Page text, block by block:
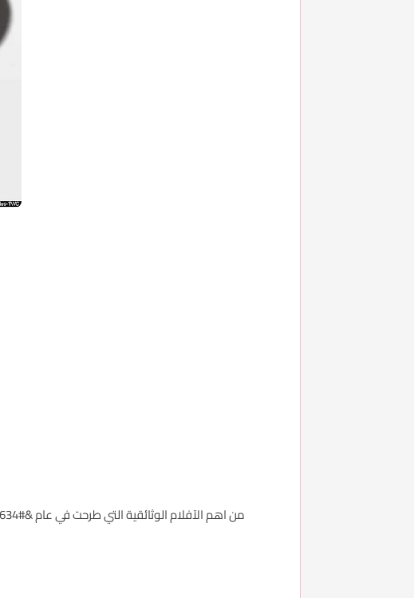
من اهم الآفلام الوثائقية التي طرحت في عام &#1634;&#1632;&#1633;&#1636; والذي يكشف الكثير من الحقائق الخفيه خلف حقيقة غذائنا المليء بالسكر